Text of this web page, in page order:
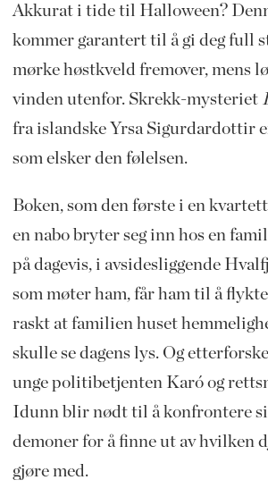
Akkurat i tide til Halloween?
kommer garantert til å gi deg full
mørke høstkveld fremover, mens
vinden utenfor. Skrekk-mysteriet
fra islandske Yrsa Sigurdardottir
som elsker den følelsen.
Boken, som den første i en
en nabo bryter seg inn hos en
på dagevis, i avsidesliggende
som møter ham, får ham til å
raskt at familien huset
skulle se dagens lys. Og
unge politibetjenten Karó og
Idunn blir nødt til å konfrontere
demoner for å finne ut av hvilken
gjøre med.